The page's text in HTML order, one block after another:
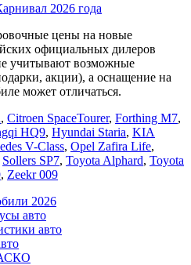
2026 года
цены на новые
официальных дилеров
учитывают возможные
акции), а оснащение на
может отличаться.
, Citroen SpaceTourer, Forthing M7,
HQ9, Hyundai Staria, KIA
V-Class, Opel Zafira Life,
Sollers SP7, Toyota Alphard, Toyota
, Zeekr 009
2026
авто
авто